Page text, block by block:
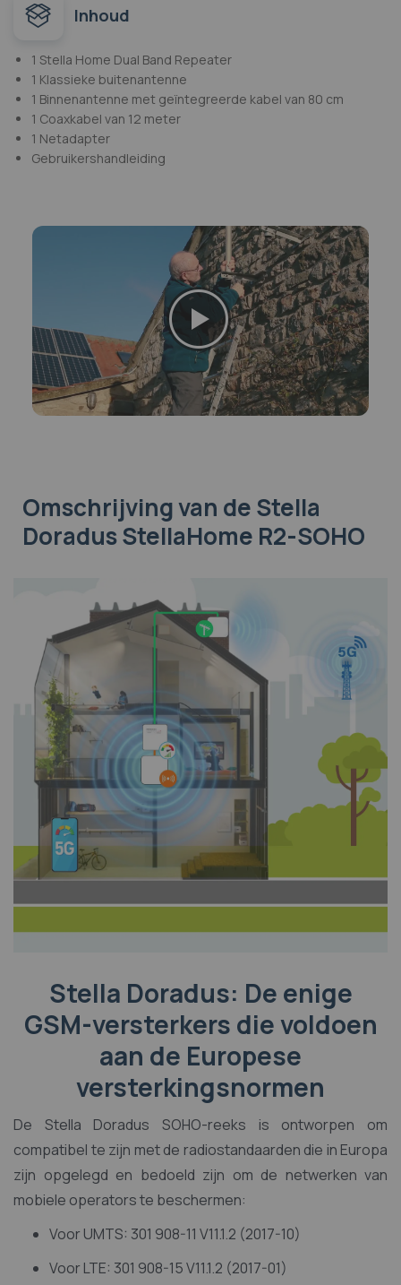
Inhoud
1 Stella Home Dual Band Repeater
1 Klassieke buitenantenne
1 Binnenantenne met geïntegreerde kabel van 80 cm
1 Coaxkabel van 12 meter
1 Netadapter
Gebruikershandleiding
Omschrijvingvan de Stella
Doradus StellaHome R2-SOHO
Stella Doradus: De enige
GSM-versterkers die voldoen
aan de Europese
versterkingsnormen
De Stella Doradus SOHO-reeks is ontworpen om
compatibel te zijn met de radiostandaarden die in Europa
zijn opgelegd en bedoeld zijn om de netwerken van
mobiele operators te beschermen:
Voor UMTS: 301 908-11 V11.1.2 (2017-10)
Voor LTE: 301 908-15 V11.1.2 (2017-01)